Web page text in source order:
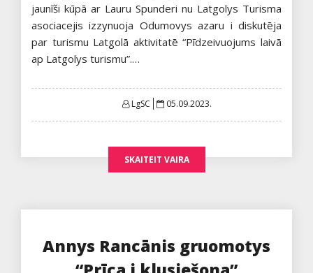
jaunīši kūpā ar Lauru Spunderi nu Latgolys Turisma
asociacejis izzynuoja Odumovys azaru i diskutēja
par turismu Latgolā aktivitatē “Pīdzeivuojums laivā
ap Latgolys turismu”.…
LgSC
Posted
05.09.2023.
SKAITEIT VAIRA
Annys Rancānis gruomotys